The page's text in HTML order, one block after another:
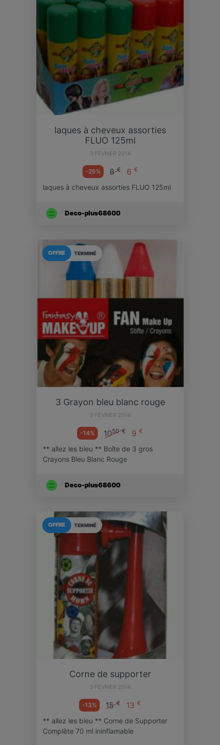
laques à cheveux assorties
FLUO 125ml
3 FÉVRIER 2014
-25% 8€ 6 €
laques à cheveux assorties FLUO 125ml
Deco-plus68600
TERMINÉ
OFFRE
3 Grayon bleu blanc rouge
3 FÉVRIER 2014
-14% 1050 € 9 €
** allez les bleu ** Boîte de 3 gros
Crayons Bleu Blanc Rouge
Deco-plus68600
TERMINÉ
OFFRE
Corne de supporter
3 FÉVRIER 2014
-13% 15€ 13 €
** allez les bleu ** Corne de Supporter
Complète 70 ml ininflamable